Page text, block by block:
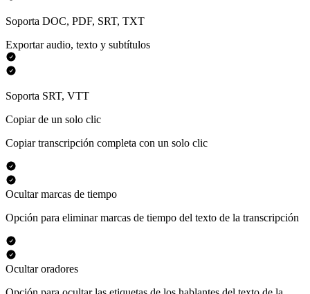
Soporta DOC, PDF, SRT, TXT
Exportar audio, texto y subtítulos
Soporta SRT, VTT
Copiar de un solo clic
Copiar transcripción completa con un solo clic
Ocultar marcas de tiempo
Opción para eliminar marcas de tiempo del texto de la transcripción
Ocultar oradores